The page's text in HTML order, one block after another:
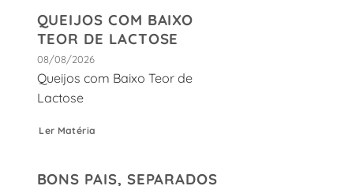
QUEIJOS COM BAIXO
TEOR DE LACTOSE
08/08/2026
Queijos com Baixo Teor de
Lactose
Ler Matéria
BONS PAIS, SEPARADOS